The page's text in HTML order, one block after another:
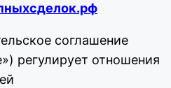
соглашение
регулирует отношения